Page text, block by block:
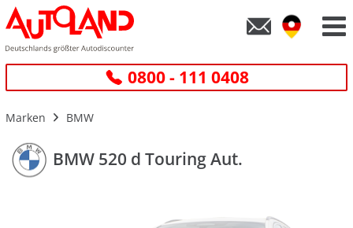
0800 - 111 0408
Marken BMW
BMW 520 d Touring Aut.